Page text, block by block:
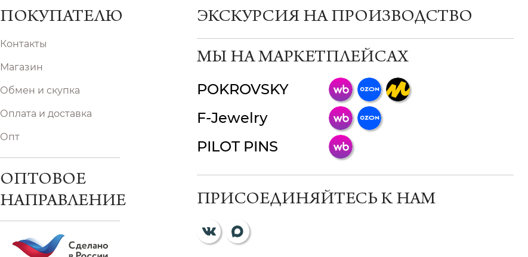
ПОКУПАТЕЛЮ
Контакты
Магазин
Обмен и скупка
Оплата и доставка
Опт
ОПТОВОЕ
НАПРАВЛЕНИЕ
ЭКСКУРСИЯ НА ПРОИЗВОДСТВО
МЫ НА МАРКЕТПЛЕЙСАХ
POKROVSKY
F-Jewelry
PILOT PINS
ПРИСОЕДИНЯЙТЕСЬ К НАМ
ChatApp
мессенджер!